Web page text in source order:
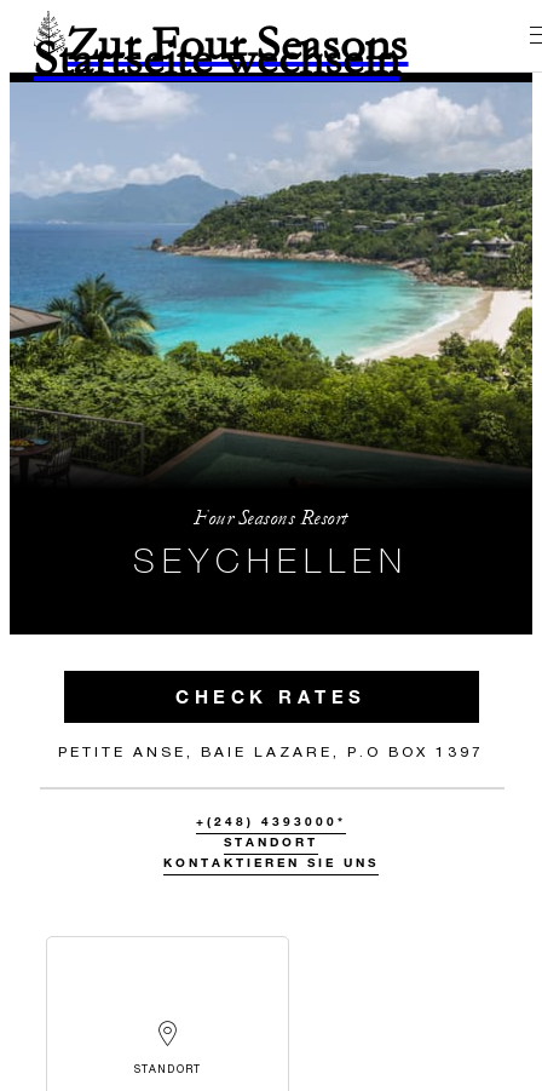
Zur Four Seasons
Startseite wechseln
Four Seasons Resort
SEYCHELLEN
CHECK RATES
PETITE ANSE, BAIE LAZARE, P.O BOX 1397
+(248) 4393000*
STANDORT
KONTAKTIEREN SIE UNS
STANDORT